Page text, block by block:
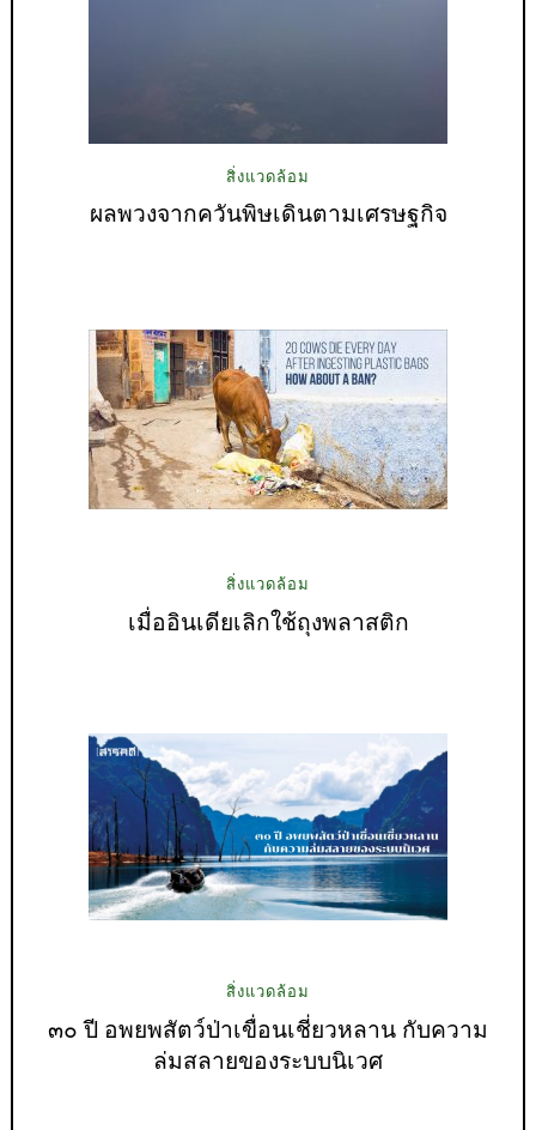
สิ่งแวดล้อม
ผลพวงจากควันพิษเดินตามเศรษฐกิจ
สิ่งแวดล้อม
เมื่ออินเดียเลิกใช้ถุงพลาสติก
สิ่งแวดล้อม
๓๐ ปี อพยพสัตว์ป่าเขื่อนเชี่ยวหลาน กับความ
ล่มสลายของระบบนิเวศ